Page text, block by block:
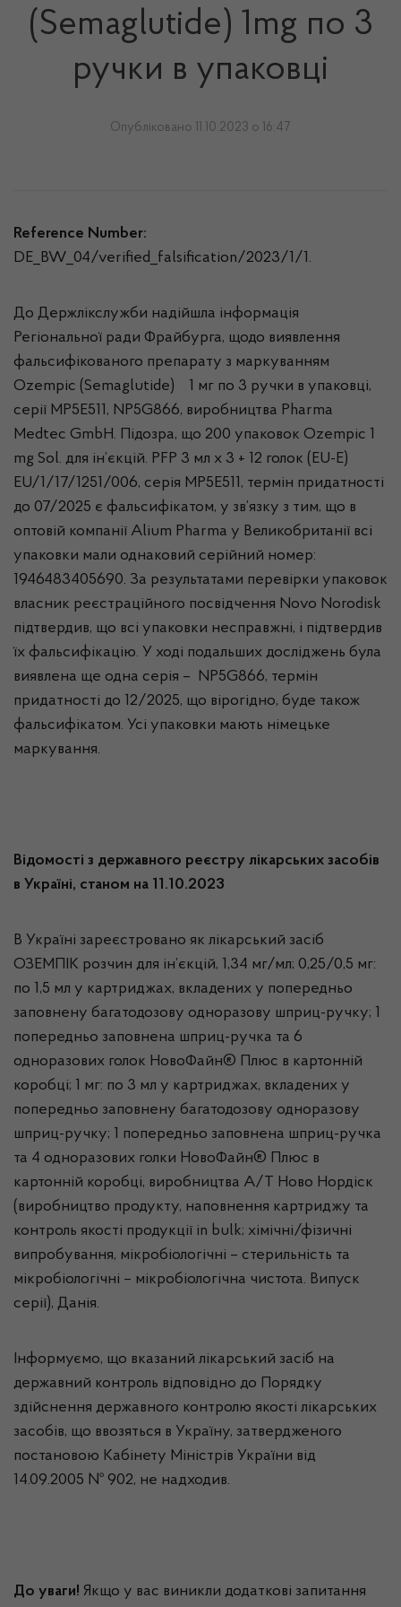
(Semaglutide) 1mg по 3
ручки в упаковці
Опубліковано 11.10.2023 о 16:47
Reference Number:
DE_BW_04/verified_falsification/2023/1/1.
До Держлікслужби надійшла інформація
Регіональної ради Фрайбурга, щодо виявлення
фальсифікованого препарату з маркуванням
Ozempic (Semaglutide) 1 мг по 3 ручки в упаковці,
серії MP5E511, NP5G866, виробництва Pharma
Medtec GmbH. Підозра, що 200 упаковок Ozempic 1
mg Sol. для ін’єкцій. PFP 3 мл x 3 + 12 голок (EU-E)
EU/1/17/1251/006, серія MP5E511, термін придатності
до 07/2025 є фальсифікатом, у зв’язку з тим, що в
оптовій компанії Alium Pharma у Великобританії всі
упаковки мали однаковий серійний номер:
1946483405690. За результатами перевірки упаковок
власник реєстраційного посвідчення Novo Norodisk
підтвердив, що всі упаковки несправжні, і підтвердив
їх фальсифікацію. У ході подальших досліджень була
виявлена ще одна серія – NP5G866, термін
придатності до 12/2025, що вірогідно, буде також
фальсифікатом. Усі упаковки мають німецьке
маркування.
Відомості з державного реєстру лікарських засобів
в Україні, станом на 11.10.2023
В Україні зареєстровано як лікарський засіб
ОЗЕМПІК розчин для ін’єкцій, 1,34 мг/мл; 0,25/0,5 мг:
по 1,5 мл у картриджах, вкладених у попередньо
заповнену багатодозову одноразову шприц-ручку; 1
попередньо заповнена шприц-ручка та 6
одноразових голок НовоФайн® Плюс в картонній
коробці; 1 мг: по 3 мл у картриджах, вкладених у
попередньо заповнену багатодозову одноразову
шприц-ручку; 1 попередньо заповнена шприц-ручка
та 4 одноразових голки НовоФайн® Плюс в
картонній коробці, виробництва А/Т Ново Нордіск
(виробництво продукту, наповнення картриджу та
контроль якості продукції in bulk; хімічні/фізичні
випробування, мікробіологічні – стерильність та
мікробіологічні – мікробіологічна чистота. Випуск
серії), Данія.
Інформуємо, що вказаний лікарський засіб на
державний контроль відповідно до Порядку
здійснення державного контролю якості лікарських
засобів, що ввозяться в Україну, затвердженого
постановою Кабінету Міністрів України від
14.09.2005 № 902, не надходив.
До уваги! Якщо у вас виникли додаткові запитання